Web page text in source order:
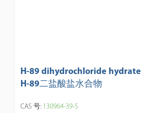
H-89 dihydrochloride hydrate
H-89二盐酸盐水合物
CAS 号: 130964-39-5